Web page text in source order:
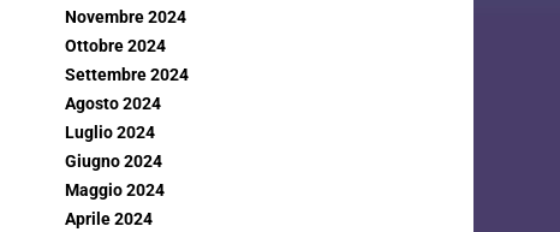
Novembre 2024
Ottobre 2024
Settembre 2024
Agosto 2024
Luglio 2024
Giugno 2024
Maggio 2024
Aprile 2024